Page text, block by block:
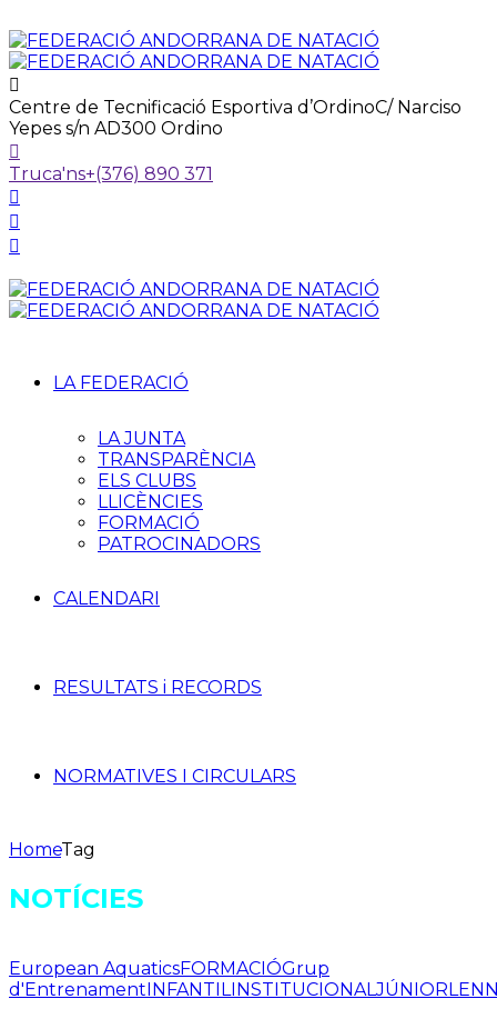
Centre de Tecnificació Esportiva d’OrdinoC/ Narciso
Yepes s/n AD300 Ordino
Truca'ns+(376) 890 371
LA FEDERACIÓ
LA JUNTA
TRANSPARÈNCIA
ELS CLUBS
LLICÈNCIES
FORMACIÓ
PATROCINADORS
CALENDARI
RESULTATS i RECORDS
NORMATIVES I CIRCULARS
HomeTag
NOTÍCIES
European AquaticsFORMACIÓGrup
d'EntrenamentINFANTILINSTITUCIONALJÚNIORLEN